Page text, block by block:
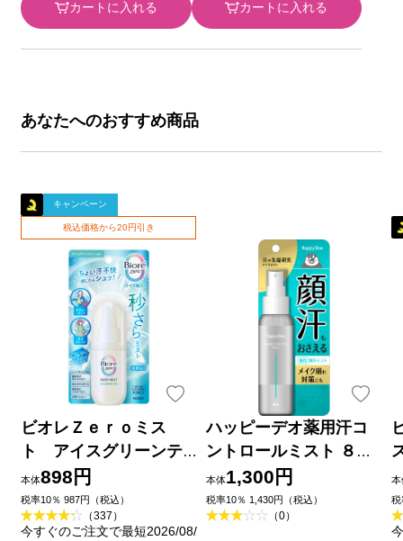
カートに入れる カートに入れる
あなたへのおすすめ商品
キャンペーン
税込価格から20円引き
ビオレＺｅｒｏミス
ト アイスグリーンテ
ィーの香り ６０ｍＬ 花
王
本体898円
税率10％ 987円（税込）
（337）
今すぐのご注文で最短2026/08/
ハッピーデオ薬用汗コ
ントロールミスト ８０
ｍｌ マンダム (医薬部外
品)
本体1,300円
税率10％ 1,430円（税込）
（0）
本
税